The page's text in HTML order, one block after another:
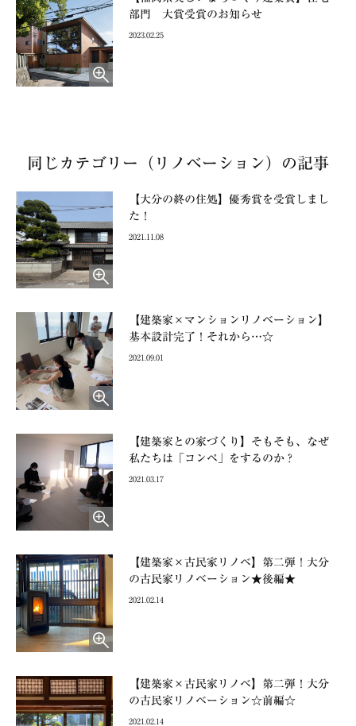
部門 大賞受賞のお知らせ
2023.02.25
同じカテゴリー（リノベーション）の記事
【大分の終の住処】優秀賞を受賞しまし
た！
2021.11.08
【建築家×マンションリノベーション】
基本設計完了！それから…☆
2021.09.01
【建築家との家づくり】そもそも、なぜ
私たちは「コンペ」をするのか？
2021.03.17
【建築家×古民家リノベ】第二弾！大分
の古民家リノベーション★後編★
2021.02.14
【建築家×古民家リノベ】第二弾！大分
の古民家リノベーション☆前編☆
2021.02.14